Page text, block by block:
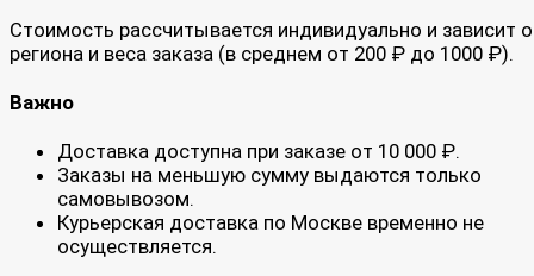
Стоимость рассчитывается индивидуально и зависит
региона и веса заказа (в среднем от 200 ₽ до 1000 ₽).
Важно
Доставка доступна при заказе от 10 000 ₽.
Заказы на меньшую сумму выдаются только
самовывозом.
Курьерская доставка по Москве временно не
осуществляется.